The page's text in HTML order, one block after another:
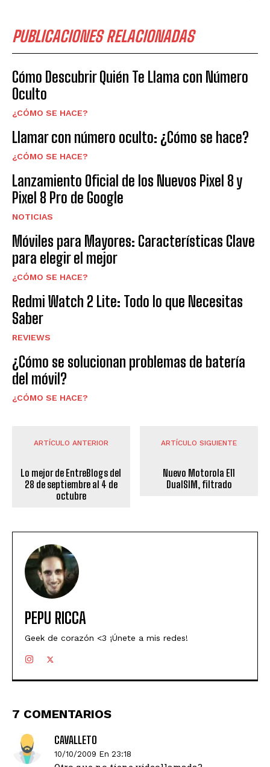
PUBLICACIONES RELACIONADAS
Cómo Descubrir Quién Te Llama con Número
Oculto
¿CÓMO SE HACE?
Llamar con número oculto: ¿Cómo se hace?
¿CÓMO SE HACE?
Lanzamiento Oficial de los Nuevos Pixel 8 y
Pixel 8 Pro de Google
NOTICIAS
Móviles para Mayores: Características Clave
para elegir el mejor
¿CÓMO SE HACE?
Redmi Watch 2 Lite: Todo lo que Necesitas
Saber
REVIEWS
¿Cómo se solucionan problemas de batería
del móvil?
¿CÓMO SE HACE?
ARTÍCULO ANTERIOR
Lo mejor de EntreBlogs del
28 de septiembre al 4 de
octubre
ARTÍCULO SIGUIENTE
Nuevo Motorola E11
DualSIM, filtrado
PEPU RICCA
Geek de corazón <3 ¡Únete a mis redes!
7 COMENTARIOS
CAVALLETO
10/10/2009 En 23:18